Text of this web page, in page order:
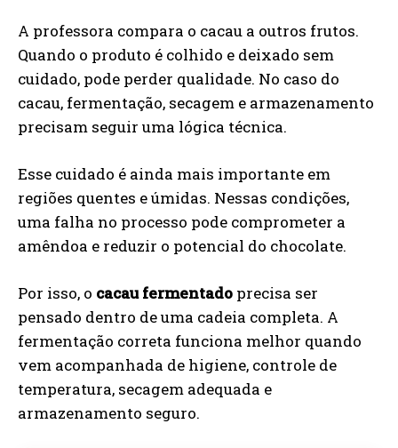
A professora compara o cacau a outros frutos.
Quando o produto é colhido e deixado sem
cuidado, pode perder qualidade. No caso do
cacau, fermentação, secagem e armazenamento
precisam seguir uma lógica técnica.
Esse cuidado é ainda mais importante em
regiões quentes e úmidas. Nessas condições,
uma falha no processo pode comprometer a
amêndoa e reduzir o potencial do chocolate.
Por isso, o cacau fermentado precisa ser
pensado dentro de uma cadeia completa. A
fermentação correta funciona melhor quando
vem acompanhada de higiene, controle de
temperatura, secagem adequada e
armazenamento seguro.